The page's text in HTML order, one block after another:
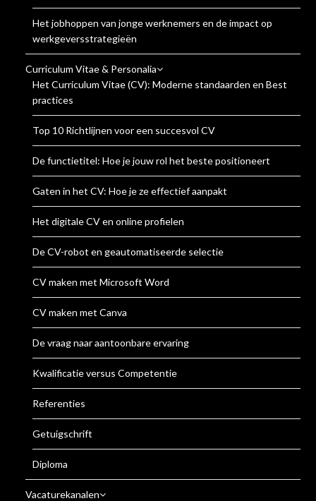
Het jobhoppen van jonge werknemers en de impact op
werkgeversstrategieën
Curriculum Vitae & Personalia
Het Curriculum Vitae (CV): Moderne standaarden en Best
practices
Top 10 Richtlijnen voor een succesvol CV
De functietitel: Hoe je jouw rol het beste positioneert
Gaten in het CV: Hoe je ze effectief aanpakt
Het digitale CV en online profielen
De CV-robot en geautomatiseerde selectie
CV maken met Microsoft Word
CV maken met Canva
De vraag naar aantoonbare ervaring
Kwalificatie versus Competentie
Referenties
Getuigschrift
Diploma
Vacaturekanalen